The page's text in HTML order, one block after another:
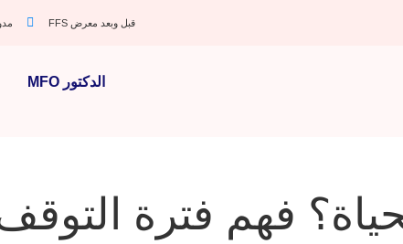
قبل وبعد معرض FFS
الدكتور MFO
فهم فترة